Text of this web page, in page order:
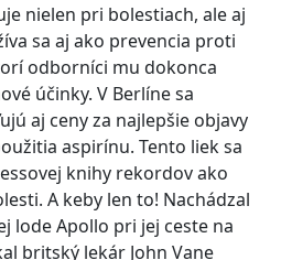
nielen pri bolestiach, ale aj
sa aj ako prevencia proti
odborníci mu dokonca
účinky. V Berlíne sa
aj ceny za najlepšie objavy
aspirínu. Tento liek sa
knihy rekordov ako
A keby len to! Nachádzal
lode Apollo pri jej ceste na
britský lekár John Vane